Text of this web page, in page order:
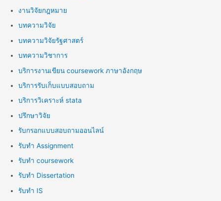
งานวิจัยกฎหมาย
บทความวิจัย
บทความวิจัยรัฐศาสตร์
บทความวิชาการ
บริการงานเขียน coursework ภาษาอังกฤษ
บริการรับเก็บแบบสอบถาม
บริการวิเคราะห์ stata
ปรึกษาวิจัย
รับกรอกแบบสอบถามออนไลน์
รับทำ Assignment
รับทำ coursework
รับทำ Dissertation
รับทำ IS